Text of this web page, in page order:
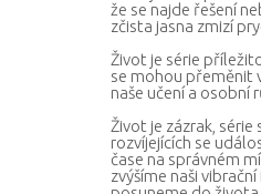
že se najde řešení
zčista jasna zmizí
Život je série
se mohou přeměnit
naše učení a osobní
Život je zázrak, série
rozvíjejících se
čase na správném
zvýšíme naši